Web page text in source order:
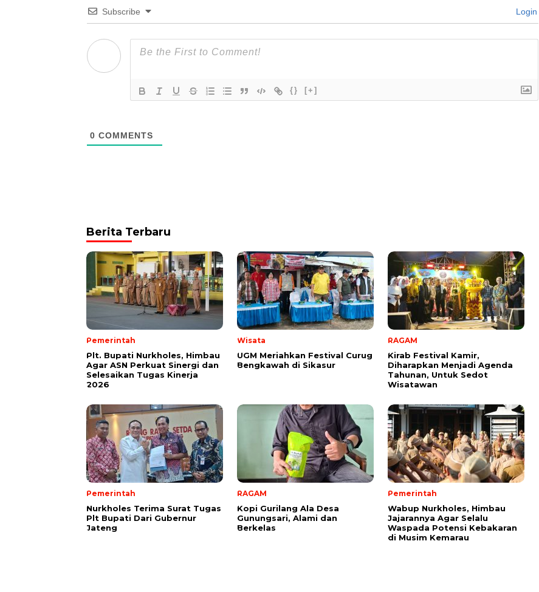
Subscribe Login
{} [+]
0 COMMENTS
Berita Terbaru
Pemerintah
Plt. Bupati Nurkholes, Himbau
Agar ASN Perkuat Sinergi dan
Selesaikan Tugas Kinerja
2026
Wisata
UGM Meriahkan Festival Curug
Bengkawah di Sikasur
RAGAM
Kirab Festival Kamir,
Diharapkan Menjadi Agenda
Tahunan, Untuk Sedot
Wisatawan
Pemerintah
Nurkholes Terima Surat Tugas
Plt Bupati Dari Gubernur
Jateng
RAGAM
Kopi Gurilang Ala Desa
Gunungsari, Alami dan
Berkelas
Pemerintah
Wabup Nurkholes, Himbau
Jajarannya Agar Selalu
Waspada Potensi Kebakaran
di Musim Kemarau